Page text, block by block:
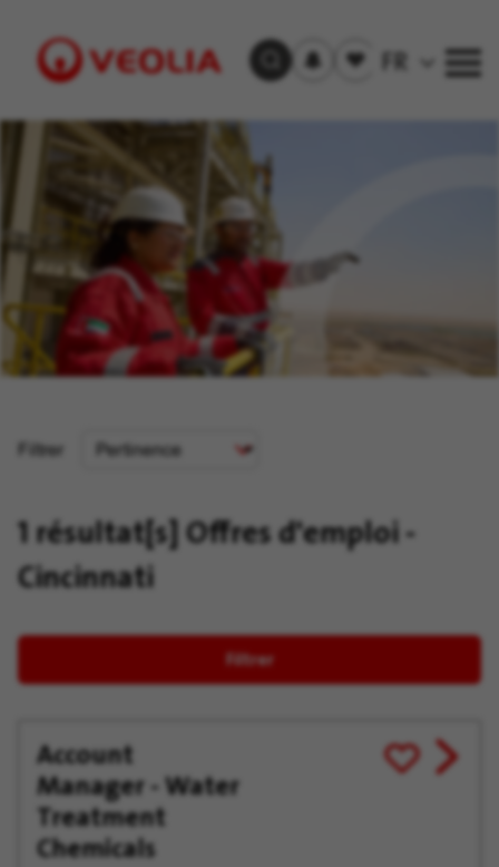
Visit
Trouver un emploi
aux
Offre(s)
sauvegardée(s)
FR
Filtrer
Critère
1 résultat[s]Offres d'emploi -
Cincinnati
Filtrer
Account
Manager - Water
Treatment
Chemicals
Enregistrer
pour
View
job